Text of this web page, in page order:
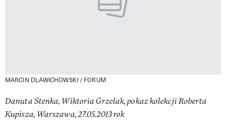
MARCIN DLAWICHOWSKI / FORUM
Danuta Stenka, Wiktoria Grzelak, pokaz kolekcji Roberta
Kupisza, Warszawa, 27.05.2013 rok